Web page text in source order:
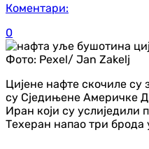
Коментари:
0
Фото: Pexel/ Jan Zakelj
Цијене нафте скочиле су
су Сједињене Америчке
Иран који су услиједили
Техеран напао три